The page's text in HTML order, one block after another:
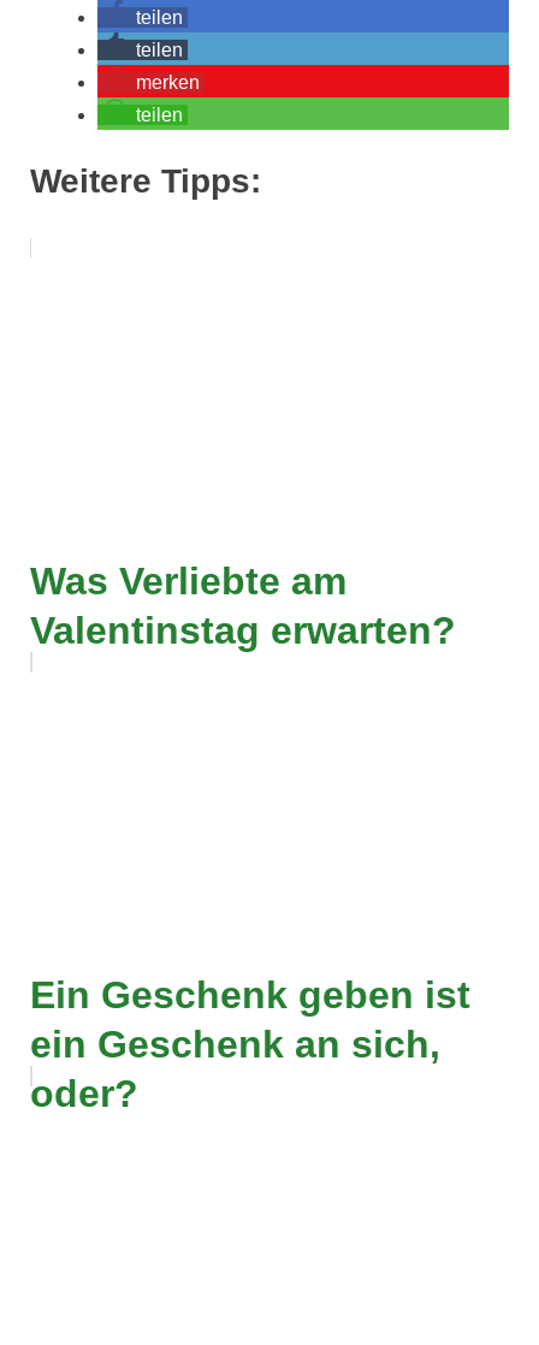
teilen
teilen
merken
teilen
Weitere Tipps:
Was Verliebte am
Valentinstag erwarten?
Ein Geschenk geben ist
ein Geschenk an sich,
oder?